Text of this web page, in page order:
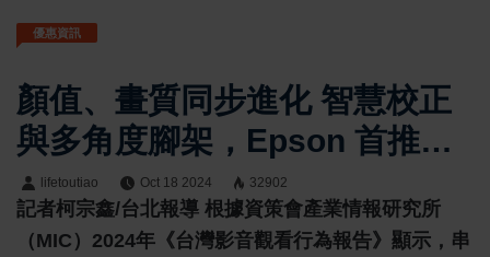
優惠資訊
顏值、畫質同步進化 智慧校正
與多角度腳架，Epson 首推玫
瑰粉行動娛樂投影機
lifetoutiao Oct 18 2024 32902
記者柯宗鑫/台北報導 根據資策會產業情報研究所
（MIC）2024年《台灣影音觀看行為報告》顯示，串